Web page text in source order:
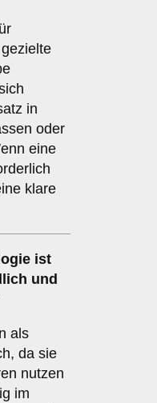
in
oder
eine
klare
ist
und
als
da sie
nutzen
im